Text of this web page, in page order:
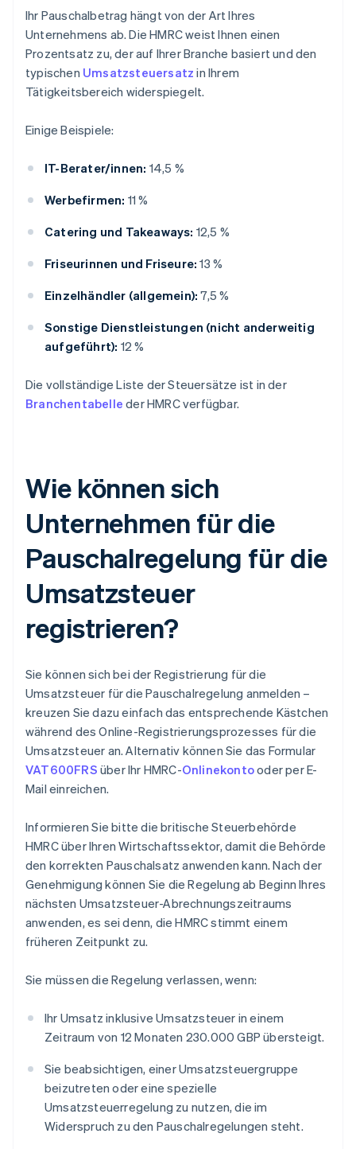
Ihr Pauschalbetrag hängt von der Art Ihres
Unternehmens ab. Die HMRC weist Ihnen einen
Prozentsatz zu, der auf Ihrer Branche basiert und den
typischen Umsatzsteuersatz in Ihrem
Tätigkeitsbereich widerspiegelt.
Einige Beispiele:
IT-Berater/innen: 14,5 %
Werbefirmen: 11 %
Catering und Takeaways: 12,5 %
Friseurinnen und Friseure: 13 %
Einzelhändler (allgemein): 7,5 %
Sonstige Dienstleistungen (nicht anderweitig
aufgeführt): 12 %
Die vollständige Liste der Steuersätze ist in der
Branchentabelle der HMRC verfügbar.
Wie können sich
Unternehmen für die
Pauschalregelung für die
Umsatzsteuer
registrieren?
Sie können sich bei der Registrierung für die
Umsatzsteuer für die Pauschalregelung anmelden –
kreuzen Sie dazu einfach das entsprechende Kästchen
während des Online-Registrierungsprozesses für die
Umsatzsteuer an. Alternativ können Sie das Formular
VAT600FRS über Ihr HMRC-Onlinekontooder per E-
Mail einreichen.
Informieren Sie bitte die britische Steuerbehörde
HMRC über Ihren Wirtschaftssektor, damit die Behörde
den korrekten Pauschalsatz anwenden kann. Nach der
Genehmigung können Sie die Regelung ab Beginn Ihres
nächsten Umsatzsteuer-Abrechnungszeitraums
anwenden, es sei denn, die HMRC stimmt einem
früheren Zeitpunkt zu.
Sie müssen die Regelung verlassen, wenn:
Ihr Umsatz inklusive Umsatzsteuer in einem
Zeitraum von 12 Monaten 230.000 GBP übersteigt.
Sie beabsichtigen, einer Umsatzsteuergruppe
beizutreten oder eine spezielle
Umsatzsteuerregelung zu nutzen, die im
Widerspruch zu den Pauschalregelungen steht.